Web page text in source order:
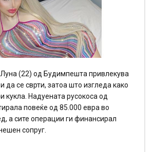
(22) од Будимпешта привлекува
да се сврти, затоа што изгледа како
кукла. Надуената русокоса од
повеќе од 85.000 евра во
а сите операции ги финансирал
сопруг.